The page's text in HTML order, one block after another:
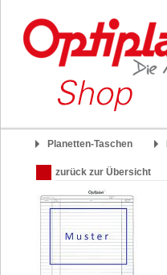
Planetten-Taschen
zurück zur Übersicht